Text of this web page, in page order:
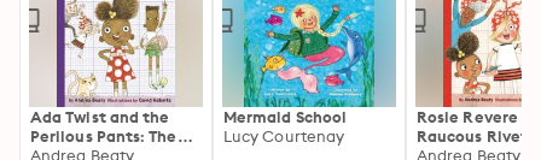
Revere’s Big Project Book for Bold Engineers | Ada
Twist’s Big Project Book for Stellar Scientists | Sofia
Valdez’s Big Project Book for Awesome Activists |
Aaron Slater’s Big Project Book for Astonishing Artists
Ada Twist and the
Perilous Pants: The
Questioneers Book #2
Andrea Beaty
Mermaid School
Lucy Courtenay
Rosie Revere
Raucous
Questioneers
Andrea Beaty